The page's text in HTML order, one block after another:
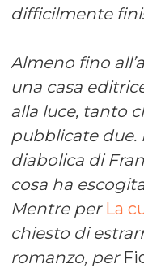
difficilmente
Almeno fino
una casa
alla luce, tanto
pubblicate due.
diabolica di
cosa ha
Mentre per La
chiesto di
romanzo, per